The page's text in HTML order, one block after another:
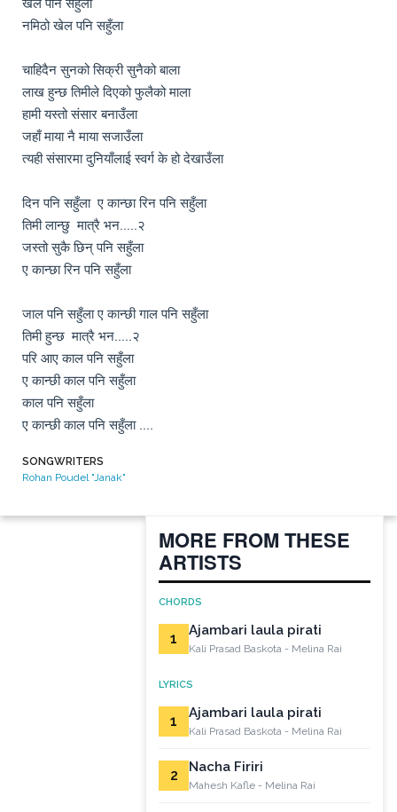
नमिठो खेल पनि सहुँला
चाहिदैन सुनको सिक्री सुनैको बाला
लाख हुन्छ तिमीले दिएको फुलैको माला
हामी यस्तो संसार बनाउँला
जहाँ माया नै माया सजाउँला
त्यही संसारमा दुनियाँलाई स्वर्ग के हो देखाउँला
दिन पनि सहुँला  ए कान्छा रिन पनि सहुँला
तिमी लान्छु  मात्रै भन.....२
जस्तो सुकै छिन् पनि सहुँला
ए कान्छा रिन पनि सहुँला
जाल पनि सहुँला ए कान्छी गाल पनि सहुँला
तिमी हुन्छ  मात्रै भन.....२
परि आए काल पनि सहुँला
ए कान्छी काल पनि सहुँला
काल पनि सहुँला
ए कान्छी काल पनि सहुँला ....
SONGWRITERS
Rohan Poudel "Janak"
MORE FROM THESE
ARTISTS
CHORDS
1 Ajambari laula pirati
Kali Prasad Baskota - Melina Rai
LYRICS
1 Ajambari laula pirati
Kali Prasad Baskota - Melina Rai
2 Nacha Firiri
Mahesh Kafle - Melina Rai